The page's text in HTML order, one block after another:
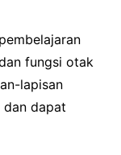
fungsi otak
lapisan
dan dapat